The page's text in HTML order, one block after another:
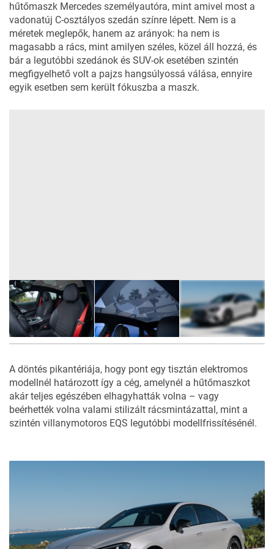
hűtőmaszk Mercedes személyautóra, mint amivel most a
vadonatúj C-osztályos szedán színre lépett. Nem is a
méretek meglepők, hanem az arányok: ha nem is
magasabb a rács, mint amilyen széles, közel áll hozzá, és
bár a legutóbbi szedánok és SUV-ok esetében szintén
megfigyelhető volt a pajzs hangsúlyossá válása, ennyire
egyik esetben sem került fókuszba a maszk.
A döntés pikantériája, hogy pont egy tisztán elektromos
modellnél határozott így a cég, amelynél a hűtőmaszkot
akár teljes egészében elhagyhatták volna – vagy
beérhették volna valami stilizált rácsmintázattal, mint a
szintén villanymotoros EQS legutóbbi modellfrissítésénél.